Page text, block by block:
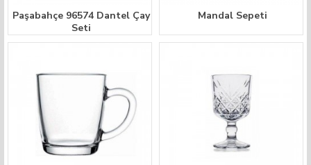
Paşabahçe 96574 Dantel Çay
Seti
Mandal Sepeti